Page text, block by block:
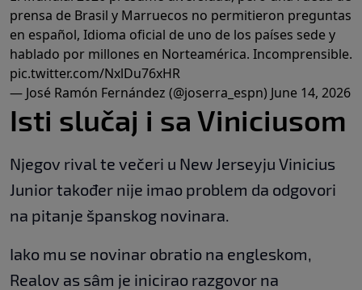
prensa de Brasil y Marruecos no permitieron preguntas
en español, Idioma oficial de uno de los países sede y
hablado por millones en Norteamérica. Incomprensible.
pic.twitter.com/NxlDu76xHR
— José Ramón Fernández (@joserra_espn) June 14, 2026
Isti slučaj i sa Viniciusom
Njegov rival te večeri u New Jerseyju Vinicius
Junior također nije imao problem da odgovori
na pitanje španskog novinara.
Iako mu se novinar obratio na engleskom,
Realov as sâm je inicirao razgovor na